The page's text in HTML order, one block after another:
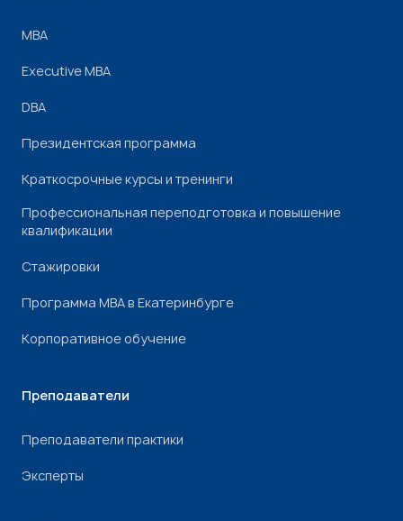
МВА
Executive MBA
DBA
Президентская программа
Краткосрочные курсы и тренинги
Профессиональная переподготовка и повышение
квалификации
Стажировки
Программа МВА в Екатеринбурге
Корпоративное обучение
Преподаватели
Преподаватели практики
Эксперты